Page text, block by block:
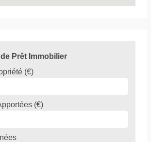
Prêt Immobilier
(€)
(€)